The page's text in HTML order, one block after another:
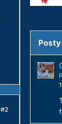
#2
Posty